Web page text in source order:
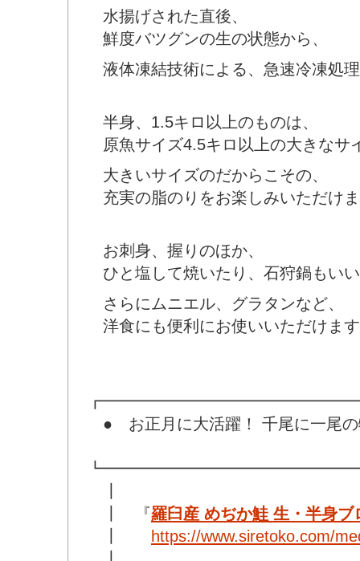
水揚げされた直後、
鮮度バツグンの生の状態から、
液体凍結技術による、急速冷凍処
半身、1.5キロ以上のものは、
原魚サイズ4.5キロ以上の大きなサ
大きいサイズのだからこその、
充実の脂のりをお楽しみいただけ
お刺身、握りのほか、
ひと塩して焼いたり、石狩鍋もい
さらにムニエル、グラタンなど、
洋食にも便利にお使いいただけま
● お正月に大活躍！ 千尾に一尾の
┃ 『羅臼産 めぢか鮭 生・半身ブ
https://www.siretoko.com/